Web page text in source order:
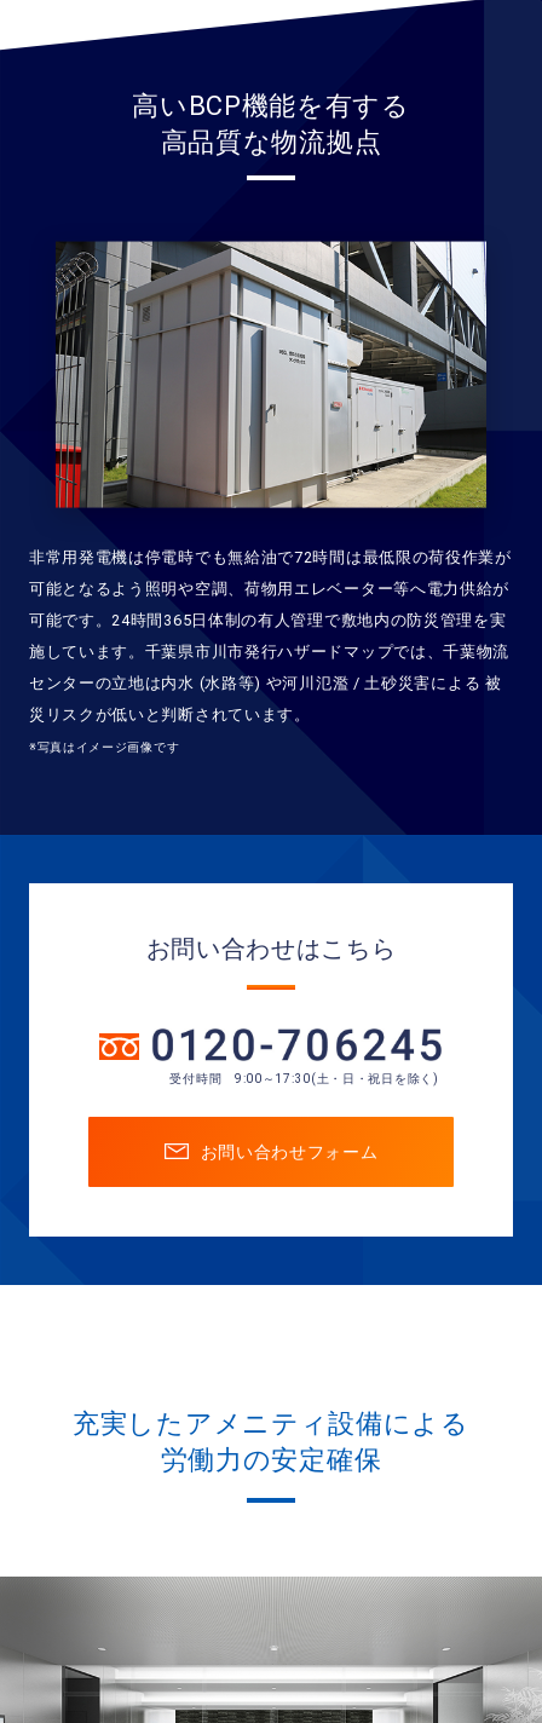
高いBCP機能を有する
高品質な物流拠点
非常用発電機は停電時でも無給油で72時間は最低限の荷役作業が
可能となるよう照明や空調、荷物用エレベーター等へ電力供給が
可能です。24時間365日体制の有人管理で敷地内の防災管理を実
施しています。千葉県市川市発行ハザードマップでは、千葉物流
センターの立地は内水 (水路等) や河川氾濫 / 土砂災害による 被
災リスクが低いと判断されています。
※写真はイメージ画像です
お問い合わせはこちら
受付時間 9:00～17:30(土・日・祝日を除く)
お問い合わせフォーム
充実したアメニティ設備による
労働力の安定確保